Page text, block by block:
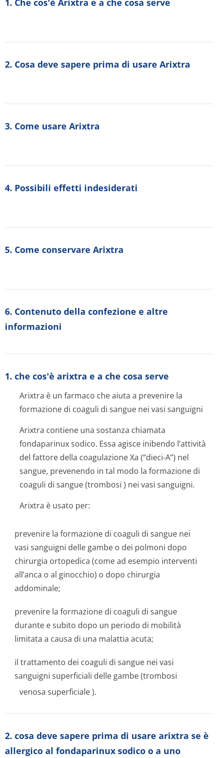
1. Che cos'è Arixtra e a che cosa serve
2. Cosa deve sapere prima di usare Arixtra
3. Come usare Arixtra
4. Possibili effetti indesiderati
5. Come conservare Arixtra
6. Contenuto della confezione e altre
informazioni
1. che cos'è arixtra e a che cosa serve
Arixtra è un farmaco che aiuta a prevenire la
formazione di coaguli di sangue nei vasi sanguigni
Arixtra contiene una sostanza chiamata
fondaparinux sodico. Essa agisce inibendo l’attività
del fattore della coagulazione Xa (“dieci-A”) nel
sangue, prevenendo in tal modo la formazione di
coaguli di sangue (trombosi ) nei vasi sanguigni.
Arixtra è usato per:
prevenire la formazione di coaguli di sangue nei
vasi sanguigni delle gambe o dei polmoni dopo
chirurgia ortopedica (come ad esempio interventi
all’anca o al ginocchio) o dopo chirurgia
addominale;
prevenire la formazione di coaguli di sangue
durante e subito dopo un periodo di mobilità
limitata a causa di una malattia acuta;
il trattamento dei coaguli di sangue nei vasi
sanguigni superficiali delle gambe (trombosi
venosa superficiale).
2. cosa deve sapere prima di usare arixtra se è
allergico al fondaparinux sodico o a uno